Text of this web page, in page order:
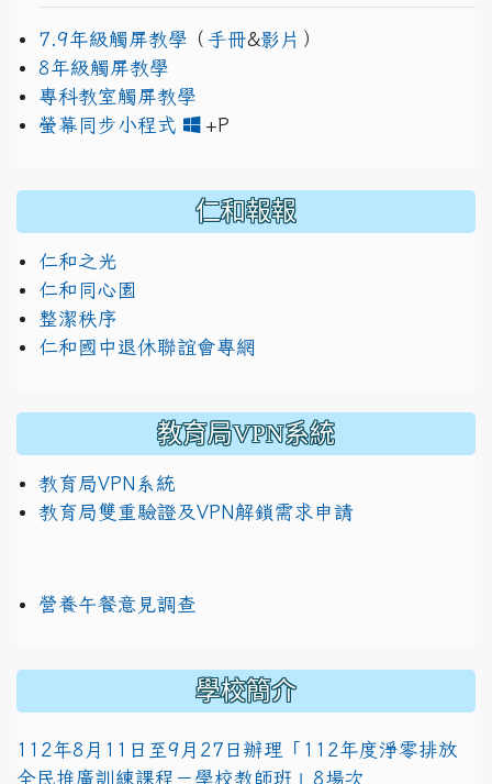
7.9年級觸屏教學 （ 手冊&影片 ）
8年級觸屏教學
專科教室觸屏教學
螢幕同步小程式
+P
仁和報報
仁和之光
仁和同心園
整潔秩序
仁和國中退休聯誼會專網
教育局VPN系統
教育局VPN系統
教育局雙重驗證及VPN解鎖需求申請
營養午餐意見調查
學校簡介
112年8月11日至9月27日辦理「112年度淨零排放
全民推廣訓練課程－學校教師班」8場次